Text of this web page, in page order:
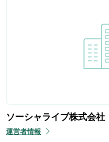
ソーシャライブ株式会社
運営者情報